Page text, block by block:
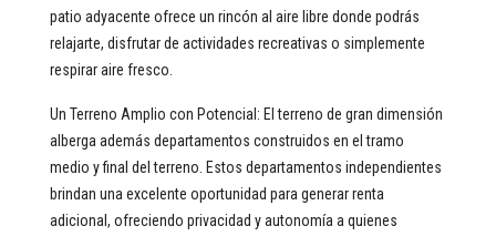
patio adyacente ofrece un rincón al aire libre donde podrás
relajarte, disfrutar de actividades recreativas o simplemente
respirar aire fresco.
Un Terreno Amplio con Potencial: El terreno de gran dimensión
alberga además departamentos construidos en el tramo
medio y final del terreno. Estos departamentos independientes
brindan una excelente oportunidad para generar renta
adicional, ofreciendo privacidad y autonomía a quienes